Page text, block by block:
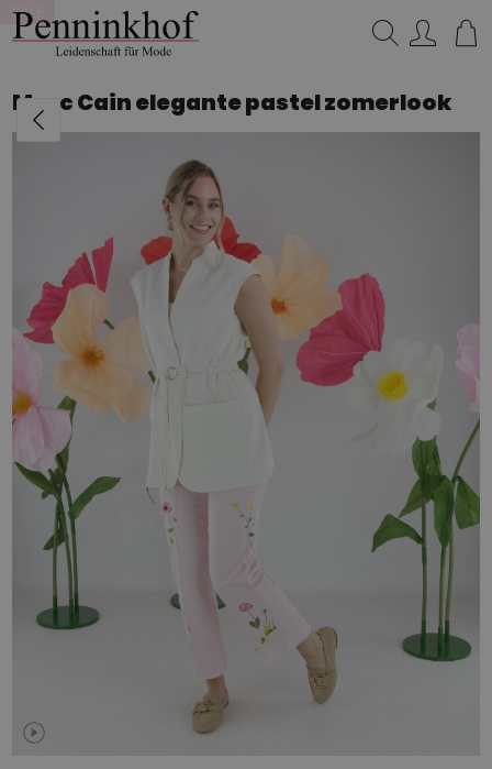
Marc Cain elegante pastel zomerlook
SALE